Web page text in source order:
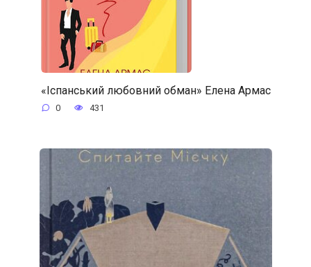
«Іспанський любовний обман» Елена Армас
0 431